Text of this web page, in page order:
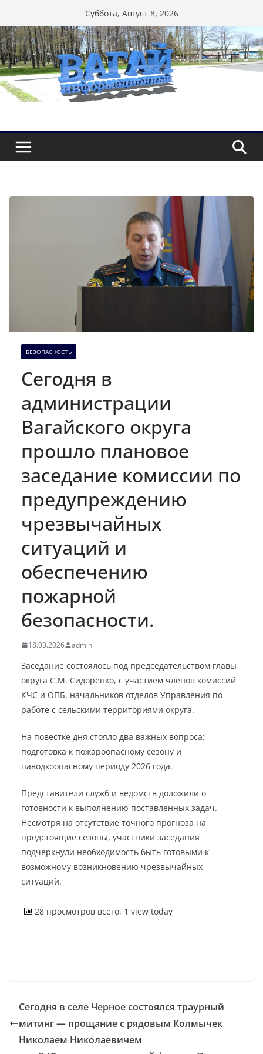
к
содержимому
Суббота, Август 8, 2026
БЕЗОПАСНОСТЬ
Сегодня в
администрации
Вагайского округа
прошло плановое
заседание комиссии по
предупреждению
чрезвычайных
ситуаций и
обеспечению
пожарной
безопасности.
18.03.2026 admin
Заседание состоялось под председательством главы
округа С.М. Сидоренко, с участием членов комиссий
КЧС и ОПБ, начальников отделов Управления по
работе с сельскими территориями округа.
На повестке дня стояло два важных вопроса:
подготовка к пожароопасному сезону и
паводкоопасному периоду 2026 года.
Представители служб и ведомств доложили о
готовности к выполнению поставленных задач.
Несмотря на отсутствие точного прогноза на
предстоящие сезоны, участники заседания
подчеркнули необходимость быть готовыми к
возможному возникновению чрезвычайных
ситуаций.
28 просмотров всего, 1 view today
Сегодня в селе Черное состоялся траурный
митинг — прощание с рядовым Колмычек
Николаем Николаевичем